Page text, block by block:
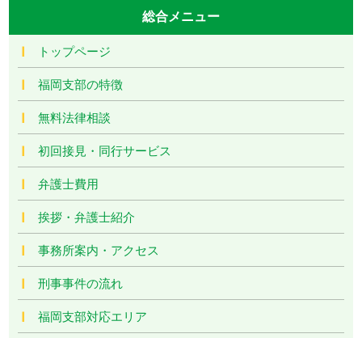
総合メニュー
トップページ
福岡支部の特徴
無料法律相談
初回接見・同行サービス
弁護士費用
挨拶・弁護士紹介
事務所案内・アクセス
刑事事件の流れ
福岡支部対応エリア